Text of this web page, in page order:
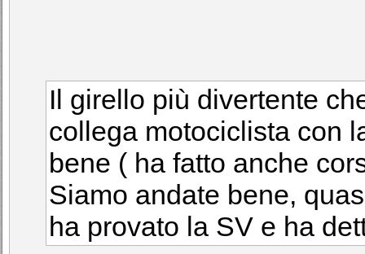
Il girello più divertente
collega motociclista con
bene ( ha fatto anche
Siamo andate bene,
ha provato la SV e ha